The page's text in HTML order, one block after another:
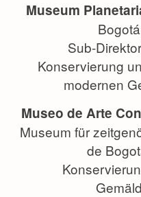
Museum
Sub-
Konservierung
modernen
Museo de Arte
Museum für
de